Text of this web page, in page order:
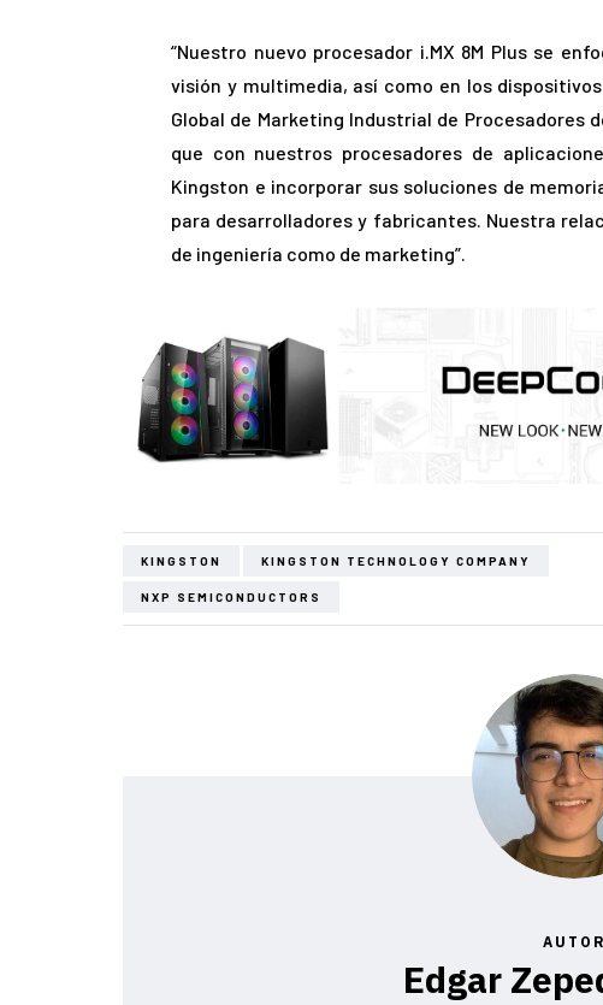
“Nuestro nuevo procesador i.MX 8M Plus se
visión y multimedia, así como en los
Global de Marketing Industrial de Procesadores
que con nuestros procesadores de
Kingston e incorporar sus soluciones de
para desarrolladores y fabricantes. Nuestra
de ingeniería como de marketing”.
KINGSTON KINGSTON TECHNOLOGY COMPANY
NXP SEMICONDUCTORS
AUTOR
Edgar